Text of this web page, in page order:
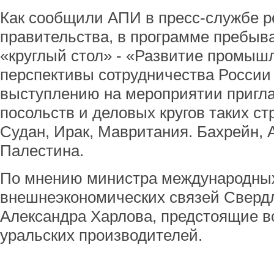
Как сообщили АПИ в пресс-службе
правительства, в программе
«круглый стол» - «Развитие
перспективы сотрудничества
выступлению на мероприятии
посольств и деловых кругов таких
Судан, Ирак, Мавритания. Бахрейн,
Палестина.
По мнению министра
внешнеэкономических связей
Александра Харлова, предстоящие
уральских производителей.